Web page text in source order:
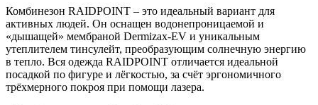
Комбинезон RAIDPOINT – это идеальный вариант для
активных людей. Он оснащен водонепроницаемой и
«дышащей» мембраной Dermizax-EV и уникальным
утеплителем тинсулейт, преобразующим солнечную энергию
в тепло. Вся одежда RAIDPOINT отличается идеальной
посадкой по фигуре и лёгкостью, за счёт эргономичного
трёхмерного покроя при помощи лазера.